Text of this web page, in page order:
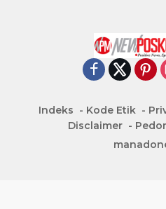
Indeks Kode Etik
Disclaimer